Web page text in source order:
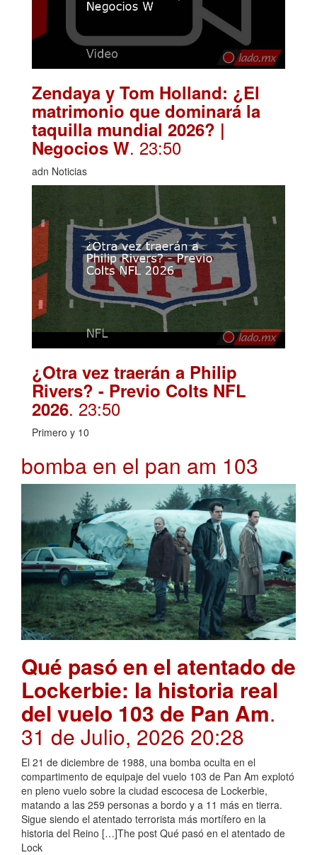
Zendaya y Tom Holland: ¿El
matrimonio que dominará la
taquilla mundial 2026? |
Negocios W. 23:50
adn Noticias
¿Otra vez traerán a Philip
Rivers? - Previo Colts NFL
2026. 23:50
Primero y 10
bomba en el pan am 103
Qué pasó en el atentado de
Lockerbie: la historia real
del vuelo 103 de Pan Am.
31 de Julio, 2026 20:28
El 21 de diciembre de 1988, una bomba oculta en el
compartimento de equipaje del vuelo 103 de Pan Am explotó
en pleno vuelo sobre la ciudad escocesa de Lockerbie,
matando a las 259 personas a bordo y a 11 más en tierra.
Sigue siendo el atentado terrorista más mortífero en la
historia del Reino […]The post Qué pasó en el atentado de
Lock